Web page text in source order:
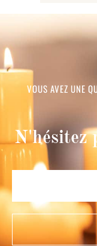
VOUS AVEZ UNE
N'hésitez